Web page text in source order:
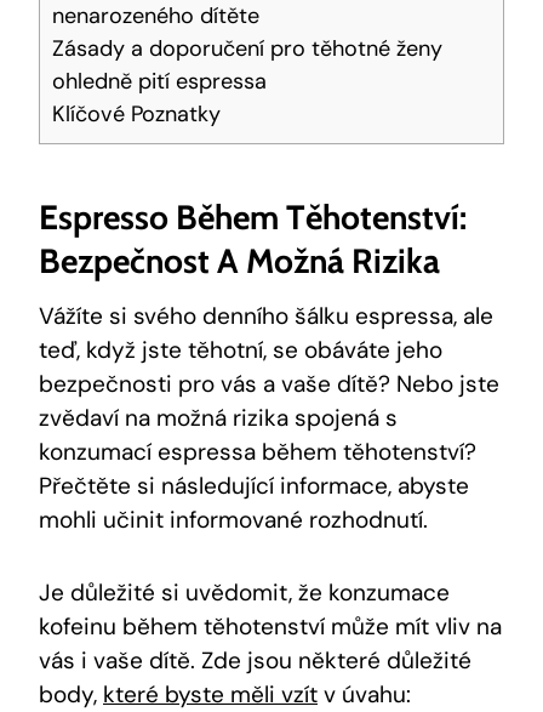
nenarozeného dítěte
Zásady a doporučení pro těhotné ženy
ohledně pití espressa
Klíčové Poznatky
Espresso Během Těhotenství:
Bezpečnost A Možná Rizika
Vážíte si svého denního šálku espressa, ale
teď, když jste těhotní, se obáváte jeho
bezpečnosti pro vás a vaše dítě? Nebo jste
zvědaví na možná rizika spojená s
konzumací espressa během těhotenství?
Přečtěte si následující informace, abyste
mohli učinit informované rozhodnutí.
Je důležité si uvědomit, že konzumace
kofeinu během těhotenství může mít vliv na
vás i vaše dítě. Zde jsou některé důležité
body, které byste měli vzít v úvahu: